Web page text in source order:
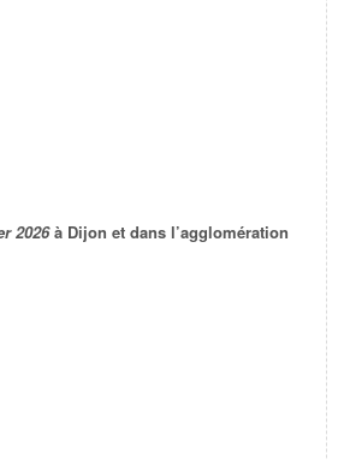
2026à Dijon et dans l’agglomération